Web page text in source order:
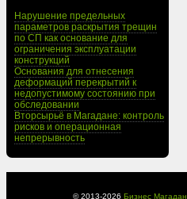
Нарушение предельных
параметров раскрытия трещин
по СП как основание для
ограничения эксплуатации
конструкций
Основания для отнесения
деформаций перекрытий к
недопустимому состоянию при
обследовании
Вторсырьё в Магадане: контроль
рисков и операционная
непрерывность
© 2013-2026 Бизнес Магадан